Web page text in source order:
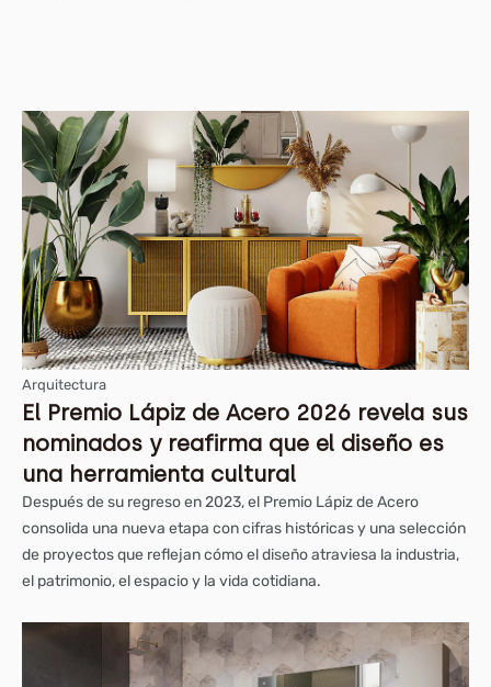
Arquitectura
El Premio Lápiz de Acero 2026 revela sus
nominados y reafirma que el diseño es
una herramienta cultural
Después de su regreso en 2023, el Premio Lápiz de Acero
consolida una nueva etapa con cifras históricas y una selección
de proyectos que reflejan cómo el diseño atraviesa la industria,
el patrimonio, el espacio y la vida cotidiana.